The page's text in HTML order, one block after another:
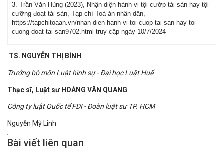
3. Trần Văn Hùng (2023), Nhận diện hành vi tội cướp tài sản hay tội
cưỡng đoạt tài sản, Tạp chí Toà án nhân dân,
https://tapchitoaan.vn/nhan-dien-hanh-vi-toi-cuop-tai-san-hay-toi-
cuong-doat-tai-san9702.html truy cập ngày 10/7/2024
TS. NGUYỄN THỊ BÌNH
Trưởng bộ môn Luật hình sự - Đại học Luật Huế
Thạc sĩ, Luật sư HOÀNG VĂN QUANG
Công ty luật Quốc tế FDI - Đoàn luật sư TP. HCM
Nguyễn Mỹ Linh
Bài viết liên quan